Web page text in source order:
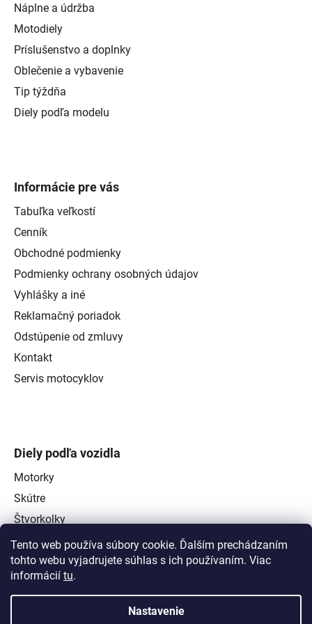
Tento web používa súbory cookie. Ďalším prechádzaním
tohto webu vyjadrujete súhlas s ich používaním. Viac
informácií tu.
Nastavenie
Náplne a údržba
Motodiely
Príslušenstvo a doplnky
Oblečenie a vybavenie
Tip týždňa
Diely podľa modelu
Informácie pre vás
Tabuľka veľkostí
Cenník
Obchodné podmienky
Podmienky ochrany osobných údajov
Vyhlášky a iné
Reklamačný poriadok
Odstúpenie od zmluvy
Kontakt
Servis motocyklov
Diely podľa vozidla
Motorky
Skútre
Štvorkolky